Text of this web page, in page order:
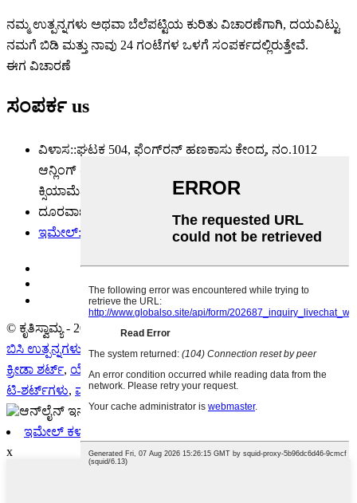
ನಮ್ಮ ಉತ್ಪನ್ನಗಳು ಅಥವಾ ಬೆಲೆಪಟ್ಟಿಯ ಕುರಿತು ವಿಚಾರಣೆಗಾಗಿ, ದಯವಿಟ್ಟು
ನಮಗೆ ಬಿಡಿ ಮತ್ತು ನಾವು 24 ಗಂಟೆಗಳ ಒಳಗೆ ಸಂಪರ್ಕದಲ್ಲಿರುತ್ತೇವೆ.
ಈಗ ವಿಚಾರಣೆ
ಸಂಪರ್ಕ us
ವಿಳಾಸ::ಘಟಕ 504, ಫೆಂಗ್‌ರನ್ ಹಣಕಾಸು ಕೇಂದ್ರ, ನಂ.1012
ಆನ್ಲಿಂಗ್ ರಸ್ತೆ, ಹುಲಿ ಹೈಟೆಕ್ ಕೈಗಾರಿಕಾ ಅಭಿವೃದ್ಧಿ ವಲಯ,
ಕ್ಸಿಯಾಮೆನ್, 361009, ಚೀನಾ
ದೂರವಾಣಿ:
ಇಮೇಲ್: fung@fungsports.com
© ಕೃತಿಸ್ವಾಮ್ಯ - 2010-2022 : ಎಲ್ಲ ಹಕ್ಕುಗಳನ್ನು ಕಾಯ್ದಿರಿಸಲಾಗಿದೆ.
ಬಿಸಿ ಉತ್ಪನ್ನಗಳು -ಸೈಟ್‌ಮ್ಯಾಪ್-AMP ಮೊಬೈಲ್
ಕ್ರೀಡಾ ಶರ್ಟ್, ಯೋಗ ಶರ್ಟ್,ಪಾಕೆಟ್ಸ್ ಹೊಂದಿರುವ ಕ್ರೀಡಾ ಶಾರ್ಟ್ಸ್,ರನ್ನಿಂಗ್
ಟಿ-ಶರ್ಟ್‌ಗಳು, ವರ್ಕೌಟ್ ಶರ್ಟ್‌ಗಳು,ಸೈಕ್ಲಿಂಗ್ ಉಡುಪುಗಳು
ಇಮೇಲ್ ಕಳುಹಿಸಿ
x